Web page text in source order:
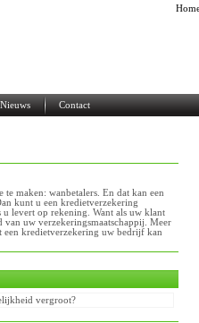
Nieuws Contact
maken: wanbetalers. En dat kan een
kunt u een kredietverzekering
levert op rekening. Want als uw klant
uw verzekeringsmaatschappij. Meer
een kredietverzekering uw bedrijf kan
vergroot?